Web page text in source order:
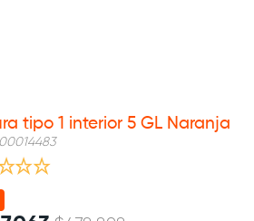
tipo 1 interior 5 GL Naranja